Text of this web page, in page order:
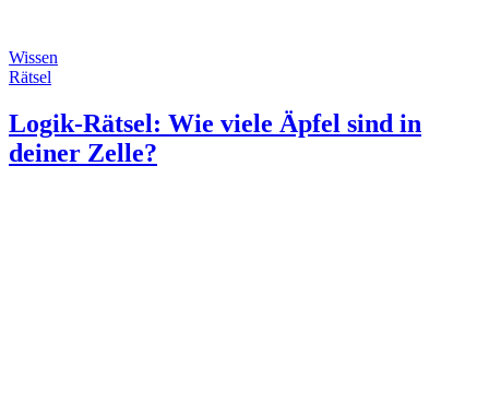
Wissen
Rätsel
Logik-Rätsel: Wie viele Äpfel sind in
deiner Zelle?